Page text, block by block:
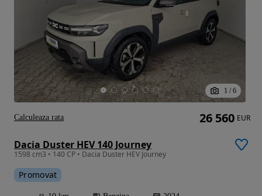
1 / 6
Dacia Duster HEV 140 Journey
1598 cm3 • 140 CP • Dacia Duster HEV Journey
Promovat
26 560 EUR
Calculeaza rata